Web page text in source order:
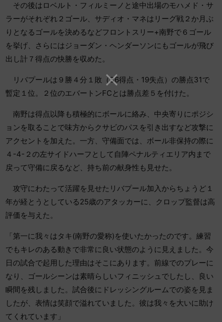
その後はロベルト・フィルミーノと途中出場のモハメド・サ
ラーがそれぞれ２ゴール、サディオ・マネはリーグ戦２か月ぶ
りとなるゴールを決めるなどフロントスリー+南野で６ゴール
を挙げ、さらにはジョーダン・ヘンダーソンにもゴールが飛び
出し計７得点の快勝を収めた。
リバプールは９勝４分１敗（36得点・19失点）の勝点31で
暫定１位。２位のエバートンFCとは勝点差５を付けた。
南野は得点以降も積極的にボールに絡み、中央寄りにポジシ
ョンを取ることで味方からクサビのパスを引き出すなど攻撃に
アクセントを加えた。一方、守備面では、ボール非保持の際に
４-4-２の左サイドハーフとして自陣ペナルティエリア内まで
戻って守備に戻るなど、持ち前の献身性も見せた。
攻守にわたって活躍を見せたリバプール加入からちょうど１
年が経とうとしている25歳のアタッカーに、クロップ監督は高
評価を与えた。
「第一に我々はタキ(南野の愛称)を使いたかったのです。練習
でもキレのある動きで非常に良い状態のように見えました。今
日の試合で起用した理由はそこにあります。前線でのプレーに
なり、ゴールシーンは素晴らしいフィニッシュでしたし、良い
瞬間を残しました。試合後にドレッシングルームでの姿を見ま
したが、表情は笑顔で溢れていました。彼は我々を大いに助け
てくれています」